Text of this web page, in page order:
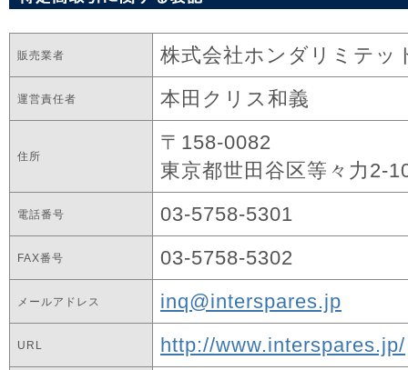
販売業者 株式会社ホンダリミテッ
運営責任者 本田クリス和義
住所
〒158-0082
東京都世田谷区等々力2-
電話番号 03-5758-5301
FAX番号 03-5758-5302
メールアドレス inq@interspares.jp
URL http://www.interspares.jp/